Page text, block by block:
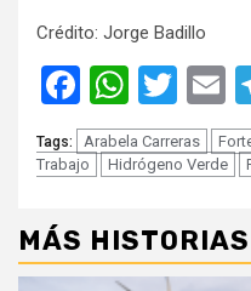
Crédito: Jorge Badillo
Facebook
Tags: Arabela Carreras
Trabajo
Hidrógeno Verde
MÁS HISTORIAS